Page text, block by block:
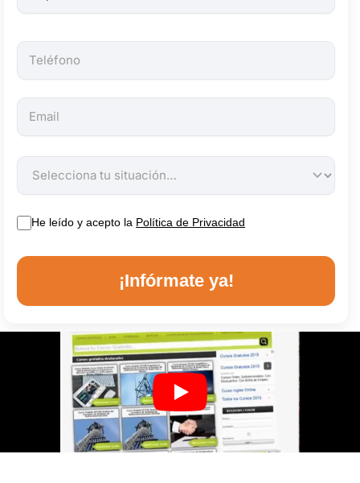
He leído y acepto la Política de Privacidad
¡Infórmate ya!